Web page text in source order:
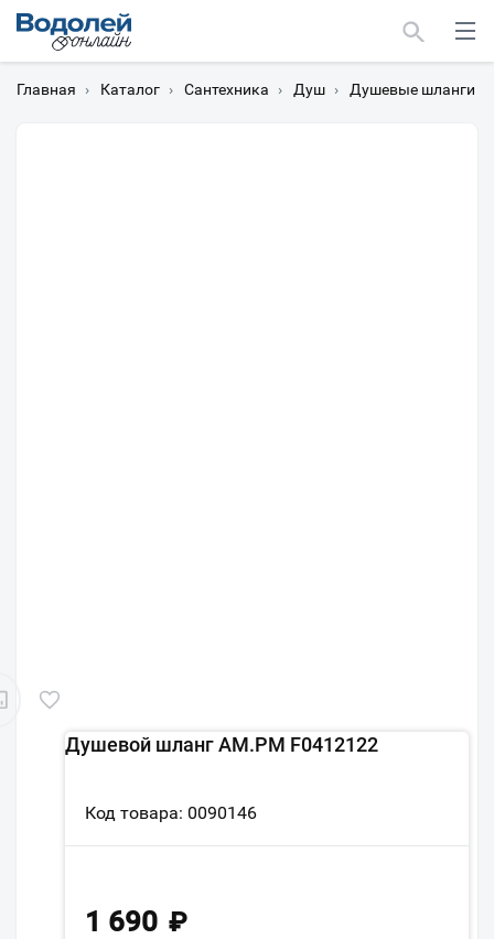
Главная › Каталог › Сантехника › Душ › Душевые шланги
Душевой шланг AM.PM F0412122
Код товара: 0090146
1 690 ₽